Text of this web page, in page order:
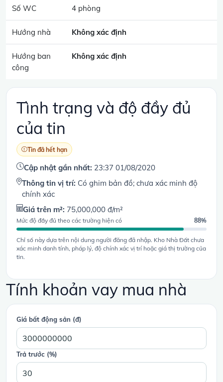
Số WC 4 phòng
Hướng nhà Không xác định
Hướng ban
công
Không xác định
Tình trạng và độ đầy đủ
của tin
Tin đã hết hạn
Cập nhật gần nhất: 23:37 01/08/2020
Thông tin vị trí: Có ghim bản đồ; chưa xác minh độ
chính xác
Giá trên m²: 75,000,000 đ/m²
Mức độ đầy đủ theo các trường hiện có 88%
Chỉ số này dựa trên nội dung người đăng đã nhập. Kho Nhà Đất chưa
xác minh danh tính, pháp lý, độ chính xác vị trí hoặc giá thị trường của
tin.
Tính khoản vay mua nhà
Giá bất động sản (đ)
Trả trước (%)